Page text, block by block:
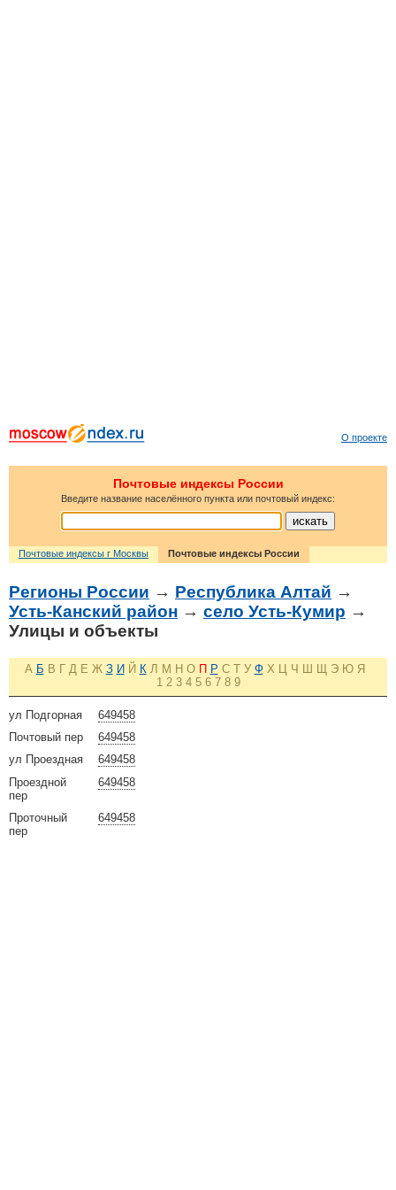
О проекте
Почтовые индексы России
Введите название населённого пункта или почтовый индекс:
Почтовые индексы г Москвы Почтовые индексы России
Регионы России → Республика Алтай →
Усть-Канский район → село Усть-Кумир →
Улицы и объекты
А Б В Г Д Е Ж З И Й К Л М Н О П Р С Т У Ф Х Ц Ч Ш Щ Э Ю Я
1 2 3 4 5 6 7 8 9
649458
ул Подгорная
649458
Почтовый пер
649458
ул Проездная
649458
Проездной
пер
649458
Проточный
пер